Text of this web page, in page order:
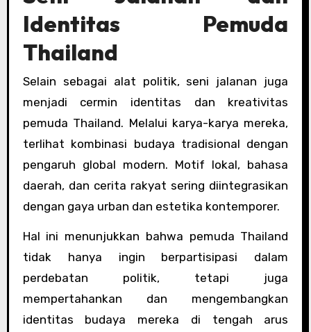
Identitas Pemuda
Thailand
Selain sebagai alat politik, seni jalanan juga
menjadi cermin identitas dan kreativitas
pemuda Thailand. Melalui karya-karya mereka,
terlihat kombinasi budaya tradisional dengan
pengaruh global modern. Motif lokal, bahasa
daerah, dan cerita rakyat sering diintegrasikan
dengan gaya urban dan estetika kontemporer.
Hal ini menunjukkan bahwa pemuda Thailand
tidak hanya ingin berpartisipasi dalam
perdebatan politik, tetapi juga
mempertahankan dan mengembangkan
identitas budaya mereka di tengah arus